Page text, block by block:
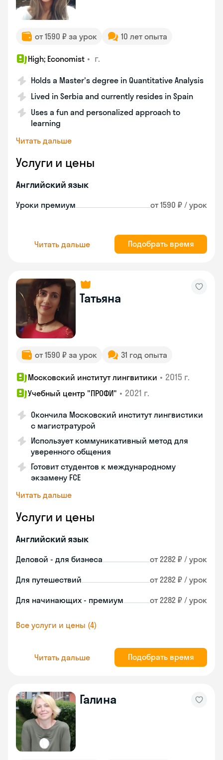
от 1590 ₽ за урок 10 лет опыта
High; Economist • г.
Holds a Master's degree in Quantitative Analysis
Lived in Serbia and currently resides in Spain
Uses a fun and personalized approach to
learning
Читать дальше
Услуги и цены
Английский язык
Уроки премиум от 1590 ₽ / урок
Читать дальше Подобрать время
Татьяна
от 1590 ₽ за урок 31 год опыта
Московский институт лингвитики • 2015 г.
Учебный центр "ПРОФИ" • 2021 г.
Окончила Московский институт лингвистики
с магистратурой
Использует коммуникативный метод для
уверенного общения
Готовит студентов к международному
экзамену FCE
Читать дальше
Услуги и цены
Английский язык
Деловой - для бизнеса от 2282 ₽ / урок
Для путешествий от 2282 ₽ / урок
Для начинающих - премиум от 2282 ₽ / урок
Все услуги и цены (4)
Читать дальше Подобрать время
Галина